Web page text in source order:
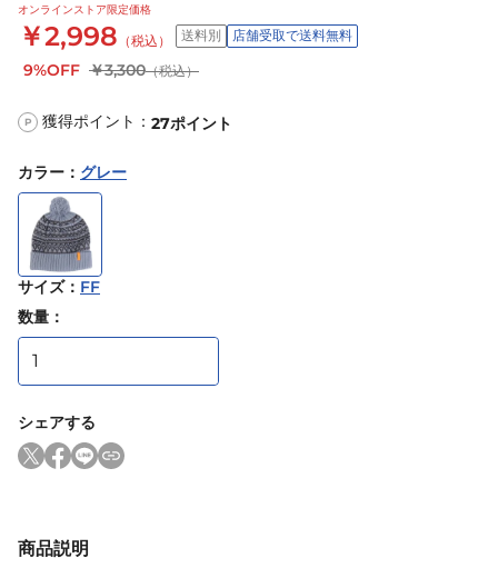
オンラインストア限定価格
￥2,998 （税込） 送料別 店舗受取で送料無料
9%OFF ￥3,300（税込）
P 獲得ポイント： 27ポイント
カラー ： グレー
サイズ： FF
数量：
シェアする
商品説明